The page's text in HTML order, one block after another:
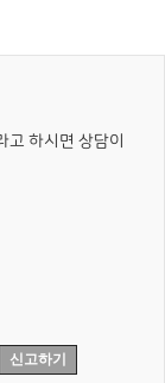
하시면 상담이
신고하기